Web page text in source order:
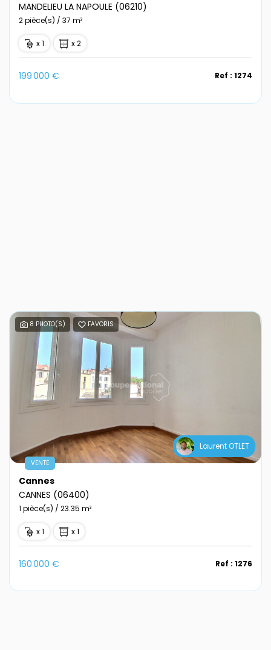
MANDELIEU LA NAPOULE (06210)
2 pièce(s) / 37 m²
x 1 x 2
199 000 € Ref : 1274
8 PHOTO(S) FAVORIS
Laurent OTLET
VENTE
Cannes
CANNES (06400)
1 pièce(s) / 23.35 m²
x 1 x 1
160 000 € Ref : 1276